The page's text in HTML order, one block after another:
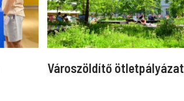
Városzöldítő ötletpályázat